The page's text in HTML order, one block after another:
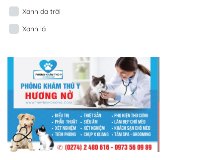
Xanh da trời
Xanh lá